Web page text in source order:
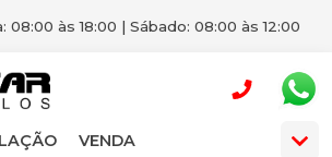
08:00 às 18:00 | Sábado: 08:00 às 12:00
VENDA